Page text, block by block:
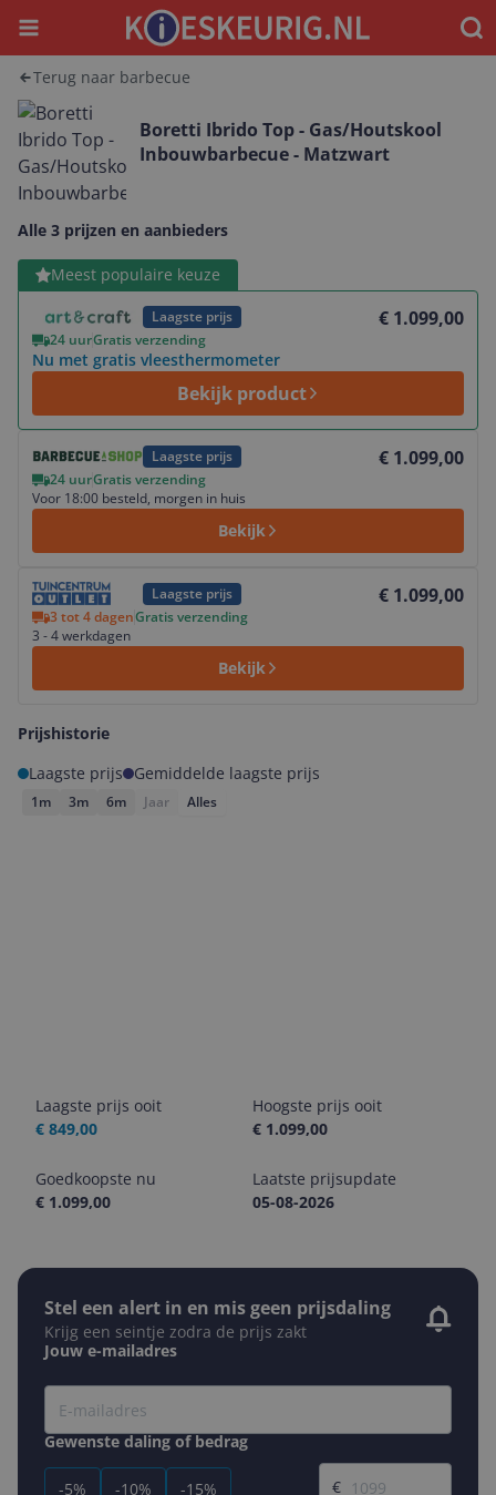
Menu
Terug naar barbecue
Boretti Ibrido Top - Gas/Houtskool
Inbouwbarbecue - Matzwart
Alle 3 prijzen en aanbieders
Meest populaire keuze
Laagste prijs € 1.099,00
24 uurGratis verzending
Nu met gratis vleesthermometer
Bekijk product
Bekijk product
Laagste prijs € 1.099,00
24 uurGratis verzending
Voor 18:00 besteld, morgen in huis
Bekijk
Laagste prijs € 1.099,00
3 tot 4 dagenGratis verzending
3 - 4 werkdagen
Bekijk
Bekijk product
Prijshistorie
Laagste prijs
Gemiddelde laagste prijs
1m 3m 6m Jaar Alles
Laagste prijs ooit
€ 849,00
Hoogste prijs ooit
€ 1.099,00
Goedkoopste nu
€ 1.099,00
Laatste prijsupdate
05-08-2026
Stel een alert in en mis geen prijsdaling
Krijg een seintje zodra de prijs zakt
Jouw e-mailadres
Gewenste daling of bedrag
-5% -10% -15%
Gewenste prijs
€